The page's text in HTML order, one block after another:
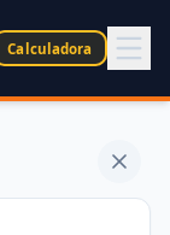
Calculadora